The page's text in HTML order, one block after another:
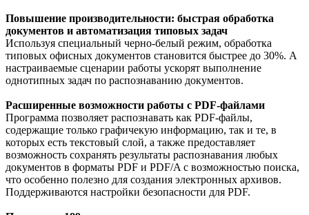
Повышение производительности: быстрая обработка
документов и автоматизация типовых задач
Используя специальный черно-белый режим, обработка
типовых офисных документов становится быстрее до 30%. А
настраиваемые сценарии работы ускорят выполнение
однотипных задач по распознаванию документов.
Расширенные возможности работы с PDF-файлами
Программа позволяет распознавать как PDF-файлы,
содержащие только графичекую информацию, так и те, в
которых есть текстовый слой, а также предоставляет
возможность сохранять результаты распознавания любых
документов в форматы PDF и PDF/A с возможностью поиска,
что особенно полезно для создания электронных архивов.
Поддерживаются настройки безопасности для PDF.